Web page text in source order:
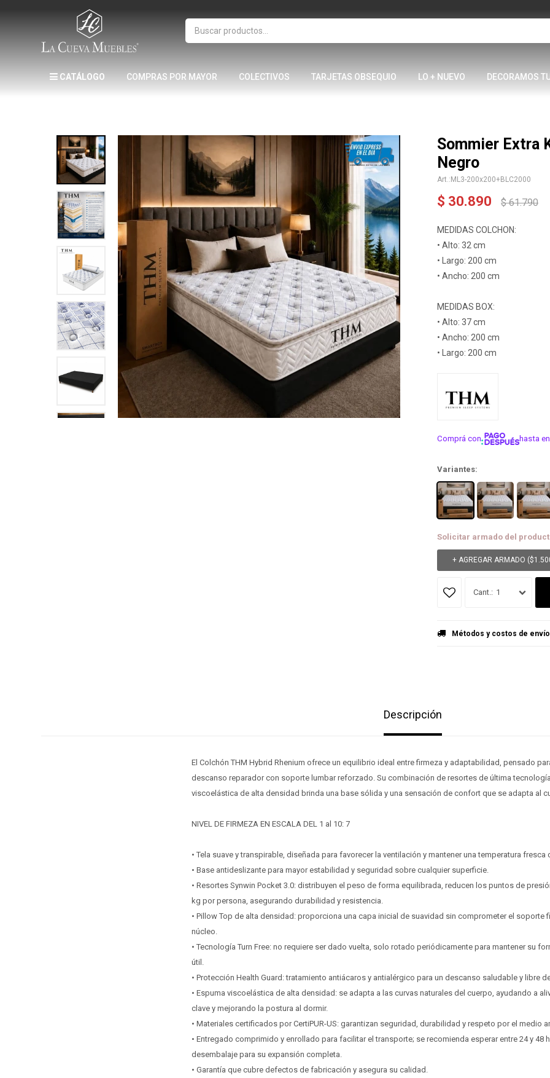
CATÁLOGO COMPRAS POR MAYOR COLECTIVOS TARJETAS OBSEQUIO LO + NUEVO DECORAMOS
Sommier Extra
Negro
ML3-200x200+BLC2000
$ 30.890 $ 61.790
MEDIDAS COLCHON:
• Alto: 32 cm
• Largo: 200 cm
• Ancho: 200 cm
MEDIDAS BOX:
• Alto: 37 cm
• Ancho: 200 cm
• Largo: 200 cm
Comprá con hasta
Variantes:
Solicitar armado del
+ AGREGAR ARMADO ($
1
Métodos y costos de envío
Descripción
El Colchón THM Hybrid Rhenium ofrece un equilibrio ideal entre firmeza y adaptabilidad, pensado
descanso reparador con soporte lumbar reforzado. Su combinación de resortes de última
viscoelástica de alta densidad brinda una base sólida y una sensación de confort que se adapta al
NIVEL DE FIRMEZA EN ESCALA DEL 1 al 10: 7
• Tela suave y transpirable, diseñada para favorecer la ventilación y mantener una temperatura fresca
• Base antideslizante para mayor estabilidad y seguridad sobre cualquier superficie.
• Resortes Synwin Pocket 3.0: distribuyen el peso de forma equilibrada, reducen los puntos de
kg por persona, asegurando durabilidad y resistencia.
• Pillow Top de alta densidad: proporciona una capa inicial de suavidad sin comprometer el soporte
núcleo.
• Tecnología Turn Free: no requiere ser dado vuelta, solo rotado periódicamente para mantener su
útil.
• Protección Health Guard: tratamiento antiácaros y antialérgico para un descanso saludable y libre
• Espuma viscoelástica de alta densidad: se adapta a las curvas naturales del cuerpo, ayudando a
clave y mejorando la postura al dormir.
• Materiales certificados por CertiPUR-US: garantizan seguridad, durabilidad y respeto por el medio
• Entregado comprimido y enrollado para facilitar el transporte; se recomienda esperar entre 24 y 48
desembalaje para su expansión completa.
• Garantía que cubre defectos de fabricación y asegura su calidad.
cuotas y sin tocar tu
tarjeta de crédito
¡Sumate a la forma más ágil de comprar!
Comprá en 3 cuotas sin recargo o hasta en 12
* sujeto aprobación crediticia.
Celular
Fecha de nacimiento
¡Tenés hasta
para comprar en las cuotas que
prefieras!
Elegí tus productos preferidos
Elegí Pago Después como metodo de pago
Ups!
Parece que no tenes oferta, lamentamos el
inconveniente, por cualquier duda contactanos
en preguntas@pagodespues.com.uy
¡Algo salió mal!
Por favor intenta nuevamente mas tarde.
cuotas y sin tocar tu
tarjeta de crédito
¡Sumate a la forma más ágil de comprar!
Comprá en 3 cuotas sin recargo o hasta en 12
* sujeto aprobación crediticia.
Celular
Fecha de nacimiento
¡Tenés hasta
para comprar en las cuotas que
prefieras!
Elegí tus productos preferidos
Elegí Pago Después como metodo de pago
Ups!
Parece que no tenes oferta, lamentamos el
inconveniente, por cualquier duda contactanos
en preguntas@pagodespues.com.uy
¡Algo salió mal!
Por favor intenta nuevamente mas tarde.